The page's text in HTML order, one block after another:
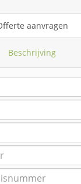
aanvragen
Beschrijving